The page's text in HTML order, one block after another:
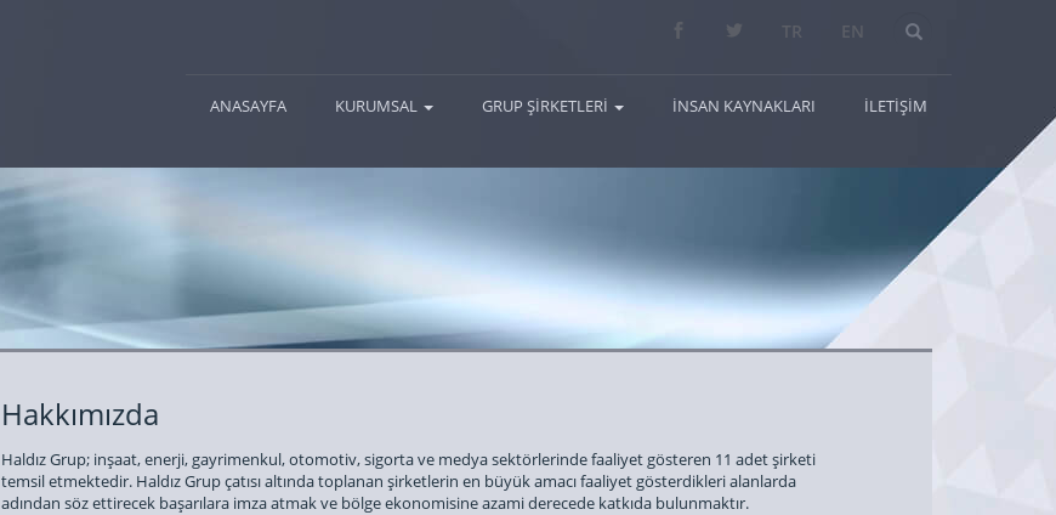
Arama...
TR EN
ANASAYFA(current)KURUMSAL GRUP ŞİRKETLERİ İNSAN KAYNAKLARI İLETİŞİM
Hakkımızda
Haldız Grup; inşaat, enerji, gayrimenkul, otomotiv, sigorta ve medya sektörlerinde faaliyet gösteren 11 adet şirketi
temsil etmektedir. Haldız Grup çatısı altında toplanan şirketlerin en büyük amacı faaliyet gösterdikleri alanlarda
adından söz ettirecek başarılara imza atmak ve bölge ekonomisine azami derecede katkıda bulunmaktır.